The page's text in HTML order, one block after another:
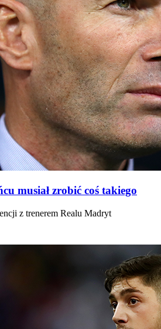
musiał zrobić coś takiego
z trenerem Realu Madryt